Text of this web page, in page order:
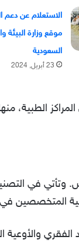
الاستعلام عن دعم
موقع وزارة البيئة
السعودية
23 أبريل, 2024
طبي وأربعة من أفضل